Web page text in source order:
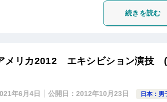
続きを読む
メリカ2012 エキシビション演技 (
年6月4日 公開日：2012年10月23日 日本：男